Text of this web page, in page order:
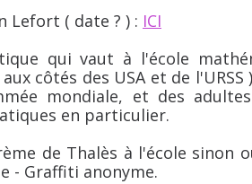
Lefort ( date ? ) : ICI
qui vaut à l'école
côtés des USA et de l'URSS
mondiale, et des
en particulier.
de Thalès à l'école sinon
- Graffiti anonyme.